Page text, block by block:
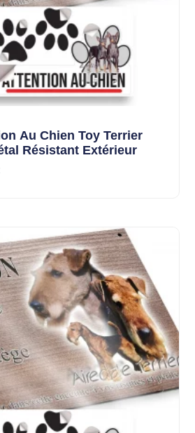
Au Chien Toy Terrier
Résistant Extérieur